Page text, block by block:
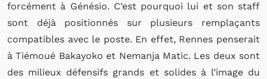
forcément à Génésio. C’est pourquoi lui et son staff
sont déjà positionnés sur plusieurs remplaçants
compatibles avec le poste. En effet, Rennes penserait
à Tiémoué Bakayoko et Nemanja Matic. Les deux sont
des milieux défensifs grands et solides à l’image du